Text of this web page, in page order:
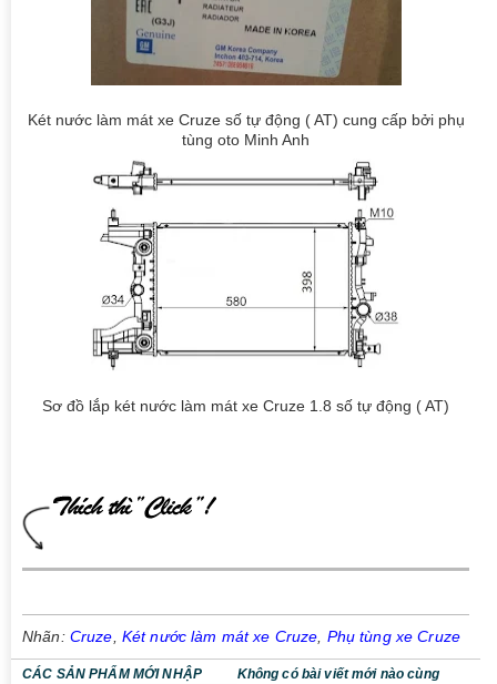
Két nước làm mát xe Cruze số tự động ( AT) cung cấp bởi phụ
tùng oto Minh Anh
Sơ đồ lắp két nước làm mát xe Cruze 1.8 số tự động ( AT)
Nhãn: Cruze Két nước làm mát xe Cruze Phụ tùng xe Cruze
CÁC SẢN PHẨM MỚI NHẬP
Không có bài viết mới nào cùng